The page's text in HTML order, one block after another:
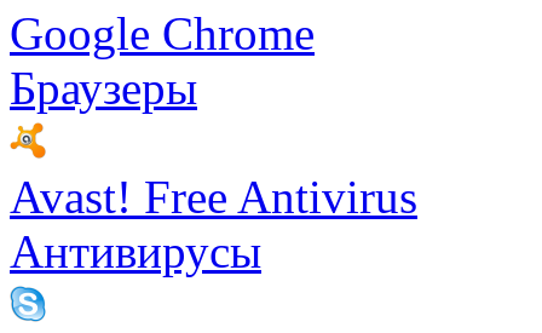
Google Chrome
Браузеры
Avast! Free Antivirus
Антивирусы